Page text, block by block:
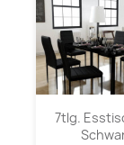
7tlg.